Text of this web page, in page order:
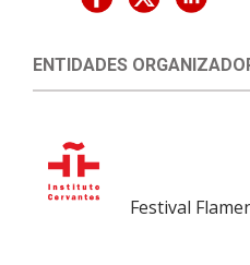
ENTIDADES
Festival